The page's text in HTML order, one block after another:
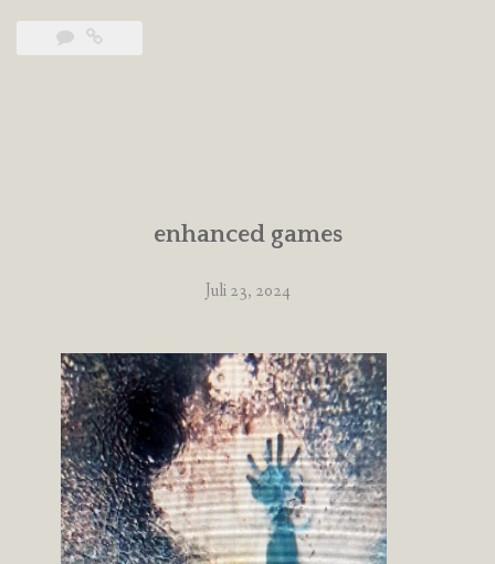
enhanced games
Juli 23, 2024